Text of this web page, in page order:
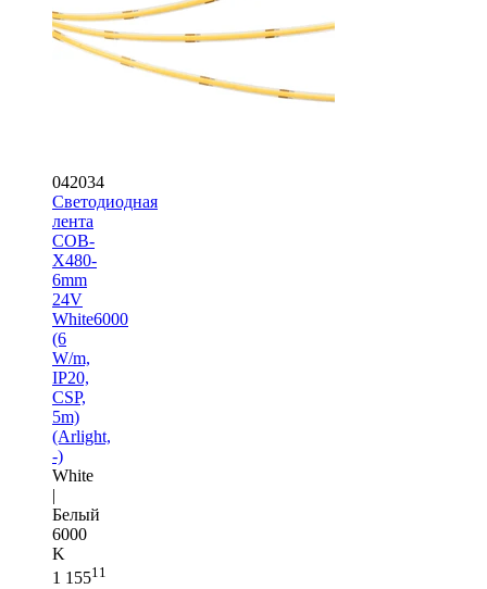
042034
Светодиодная
лента
COB-
X480-
6mm
24V
White6000
(6
W/m,
IP20,
CSP,
5m)
(Arlight,
-)
White
|
Белый
6000
K
1 15511